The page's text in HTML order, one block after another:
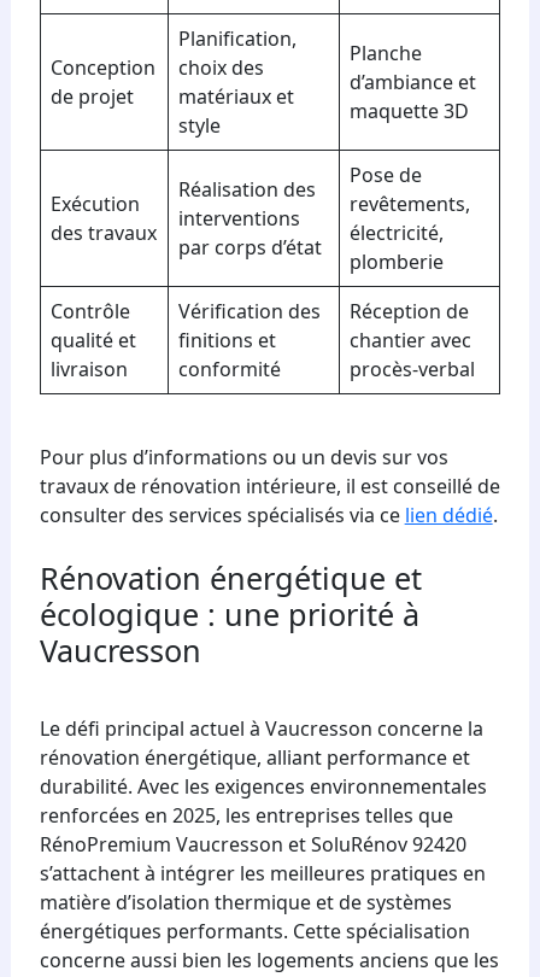
Conception
de projet
Planification,
choix des
matériaux et
style
Planche
d’ambiance et
maquette 3D
Exécution
des travaux
Réalisation des
interventions
par corps d’état
Pose de
revêtements,
électricité,
plomberie
Contrôle
qualité et
livraison
Vérification des
finitions et
conformité
Réception de
chantier avec
procès-verbal
Pour plus d’informations ou un devis sur vos
travaux de rénovation intérieure, il est conseillé de
consulter des services spécialisés via ce lien dédié.
Rénovation énergétique et
écologique : une priorité à
Vaucresson
Le défi principal actuel à Vaucresson concerne la
rénovation énergétique, alliant performance et
durabilité. Avec les exigences environnementales
renforcées en 2025, les entreprises telles que
RénoPremium Vaucresson et SoluRénov 92420
s’attachent à intégrer les meilleures pratiques en
matière d’isolation thermique et de systèmes
énergétiques performants. Cette spécialisation
concerne aussi bien les logements anciens que les